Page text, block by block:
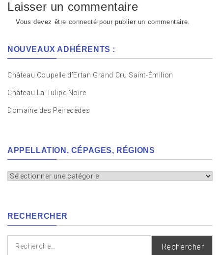
l’article
Laisser un commentaire
Vous devez être connecté pour publier un commentaire.
NOUVEAUX ADHÉRENTS :
Château Coupelle d’Ertan Grand Cru Saint-Émilion
Château La Tulipe Noire
Domaine des Peirecèdes
APPELLATION, CÉPAGES, RÉGIONS
Appellation,
RECHERCHER
Rechercher :